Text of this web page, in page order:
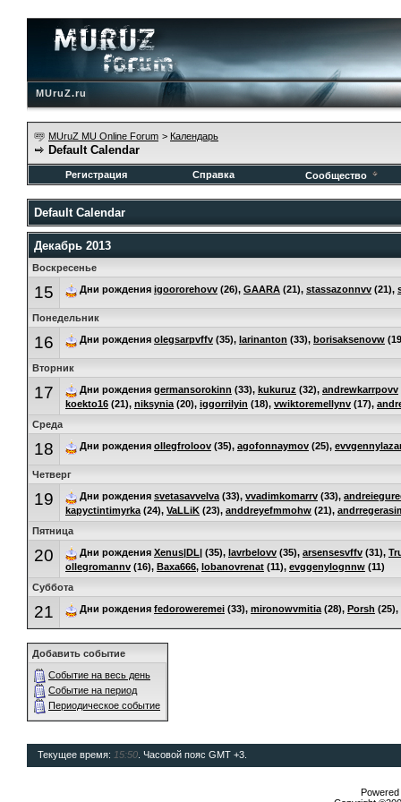
MUruZ.ru
MUruZ MU Online Forum > Календарь
Default Calendar
Регистрация Справка Сообщество
Default Calendar
Декабрь 2013
Воскресенье
15 Дни рождения igoororehovv (26), GAARA (21), stassazonnvv (21),
Понедельник
16 Дни рождения olegsarpvffv (35), larinanton (33), borisaksenovw
Вторник
17 Дни рождения germansorokinn (33), kukuruz (32), andrewkarrpovv
koekto16 (21), niksynia (20), iggorrilyin (18), vwiktoremellynv (17),
Среда
18 Дни рождения ollegfroloov (35), agofonnaymov (25),
Четверг
19 Дни рождения svetasavvelva(33), vvadimkomarrv (33),
kapyctintimyrka (24), VaLLiK (23), anddreyefmmohw (21),
Пятница
20 Дни рождения Xenus|DL| (35), lavrbelovv (35), arsensesvffv (31),
ollegromannv (16), Baxa666, lobanovrenat (11), evggenylognnw (11)
Суббота
21 Дни рождения fedoroweremei (33), mironowvmitia(28), Porsh (25),
Добавить событие
Событие на весь день
Событие на период
Периодическое событие
Текущее время: 15:50 . Часовой пояс GMT +3.